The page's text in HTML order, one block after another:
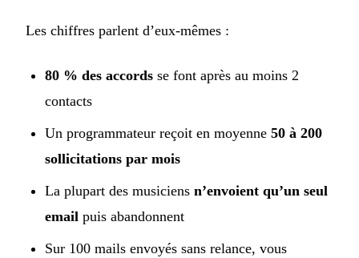
Les chiffres parlent d’eux-mêmes :
80 % des accords se font après au moins 2
contacts
Un programmateur reçoit en moyenne 50 à 200
sollicitations par mois
La plupart des musiciens n’envoient qu’un seul
email puis abandonnent
Sur 100 mails envoyés sans relance, vous